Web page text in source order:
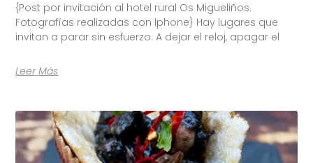
{Post por invitación al hotel rural Os Migueliños.
Fotografías realizadas con Iphone} Hay lugares que
invitan a parar sin esfuerzo. A dejar el reloj, apagar el
Leer Más